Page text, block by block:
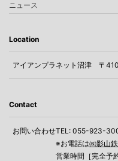
ニュース
Location
アイアンプラネット沼津 〒
Contact
お問い合わせTEL: 055-923-
※お電話は㈱影山
営業時間［完全予